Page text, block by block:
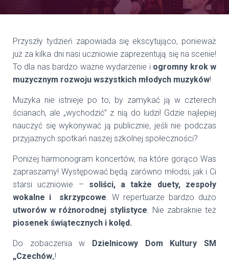
I
G
J
Ę
Przyszły tydzień zapowiada się ekscytująco, ponieważ
już za kilka dni nasi uczniowie zaprezentują się na scenie!
To dla nas bardzo ważne wydarzenie i ogromny krok w
muzycznym rozwoju wszystkich młodych muzyków!
Muzyka nie istnieje po to, by zamykać ją w czterech
ścianach, ale „wychodzić” z nią do ludzi! Gdzie najlepiej
nauczyć się wykonywać ją publicznie, jeśli nie podczas
przyjaznych spotkań naszej szkolnej społeczności?
Poniżej harmonogram koncertów, na które gorąco Was
zapraszamy! Występować będą zarówno młodsi, jak i Ci
starsi uczniowie – soliści, a także duety, zespoły
wokalne i skrzypcowe. W repertuarze bardzo dużo
utworów w różnorodnej stylistyce. Nie zabraknie też
piosenek świątecznych i kolęd.
Do zobaczenia w Dzielnicowy Dom Kultury SM
„Czechów„!